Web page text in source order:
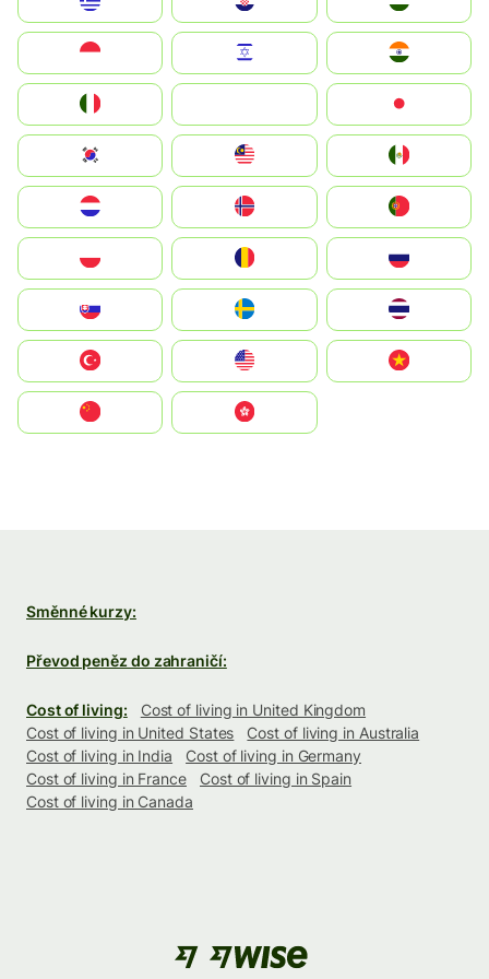
South Korea
United States
中國香港特別行政區
Směnné kurzy:
Převod peněz do zahraničí:
Cost of living:
Cost of living in United Kingdom
Cost of living in United States
Cost of living in Australia
Cost of living in India
Cost of living in Germany
Cost of living in France
Cost of living in Spain
Cost of living in Canada